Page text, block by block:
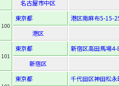
名古屋市中区
100
東京都
港区南麻布5-15-
港区
101
東京都
新宿区高田馬場4-
新宿区
東京都
千代田区神田松